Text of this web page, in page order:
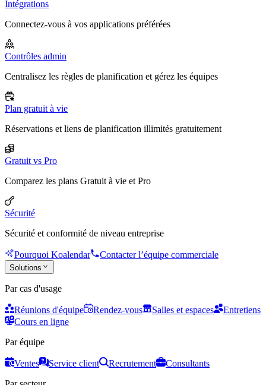
Intégrations
Connectez-vous à vos applications préférées
Contrôles admin
Centralisez les règles de planification et gérez les équipes
Plan gratuit à vie
Réservations et liens de planification illimités gratuitement
Gratuit vs Pro
Comparez les plans Gratuit à vie et Pro
Sécurité
Sécurité et conformité de niveau entreprise
Pourquoi Koalendar Contacter l’équipe commerciale
Solutions
Par cas d'usage
Réunions d'équipe Rendez-vous Salles et espaces
Entretiens
Cours en ligne
Par équipe
Ventes Service client Recrutement
Consultants